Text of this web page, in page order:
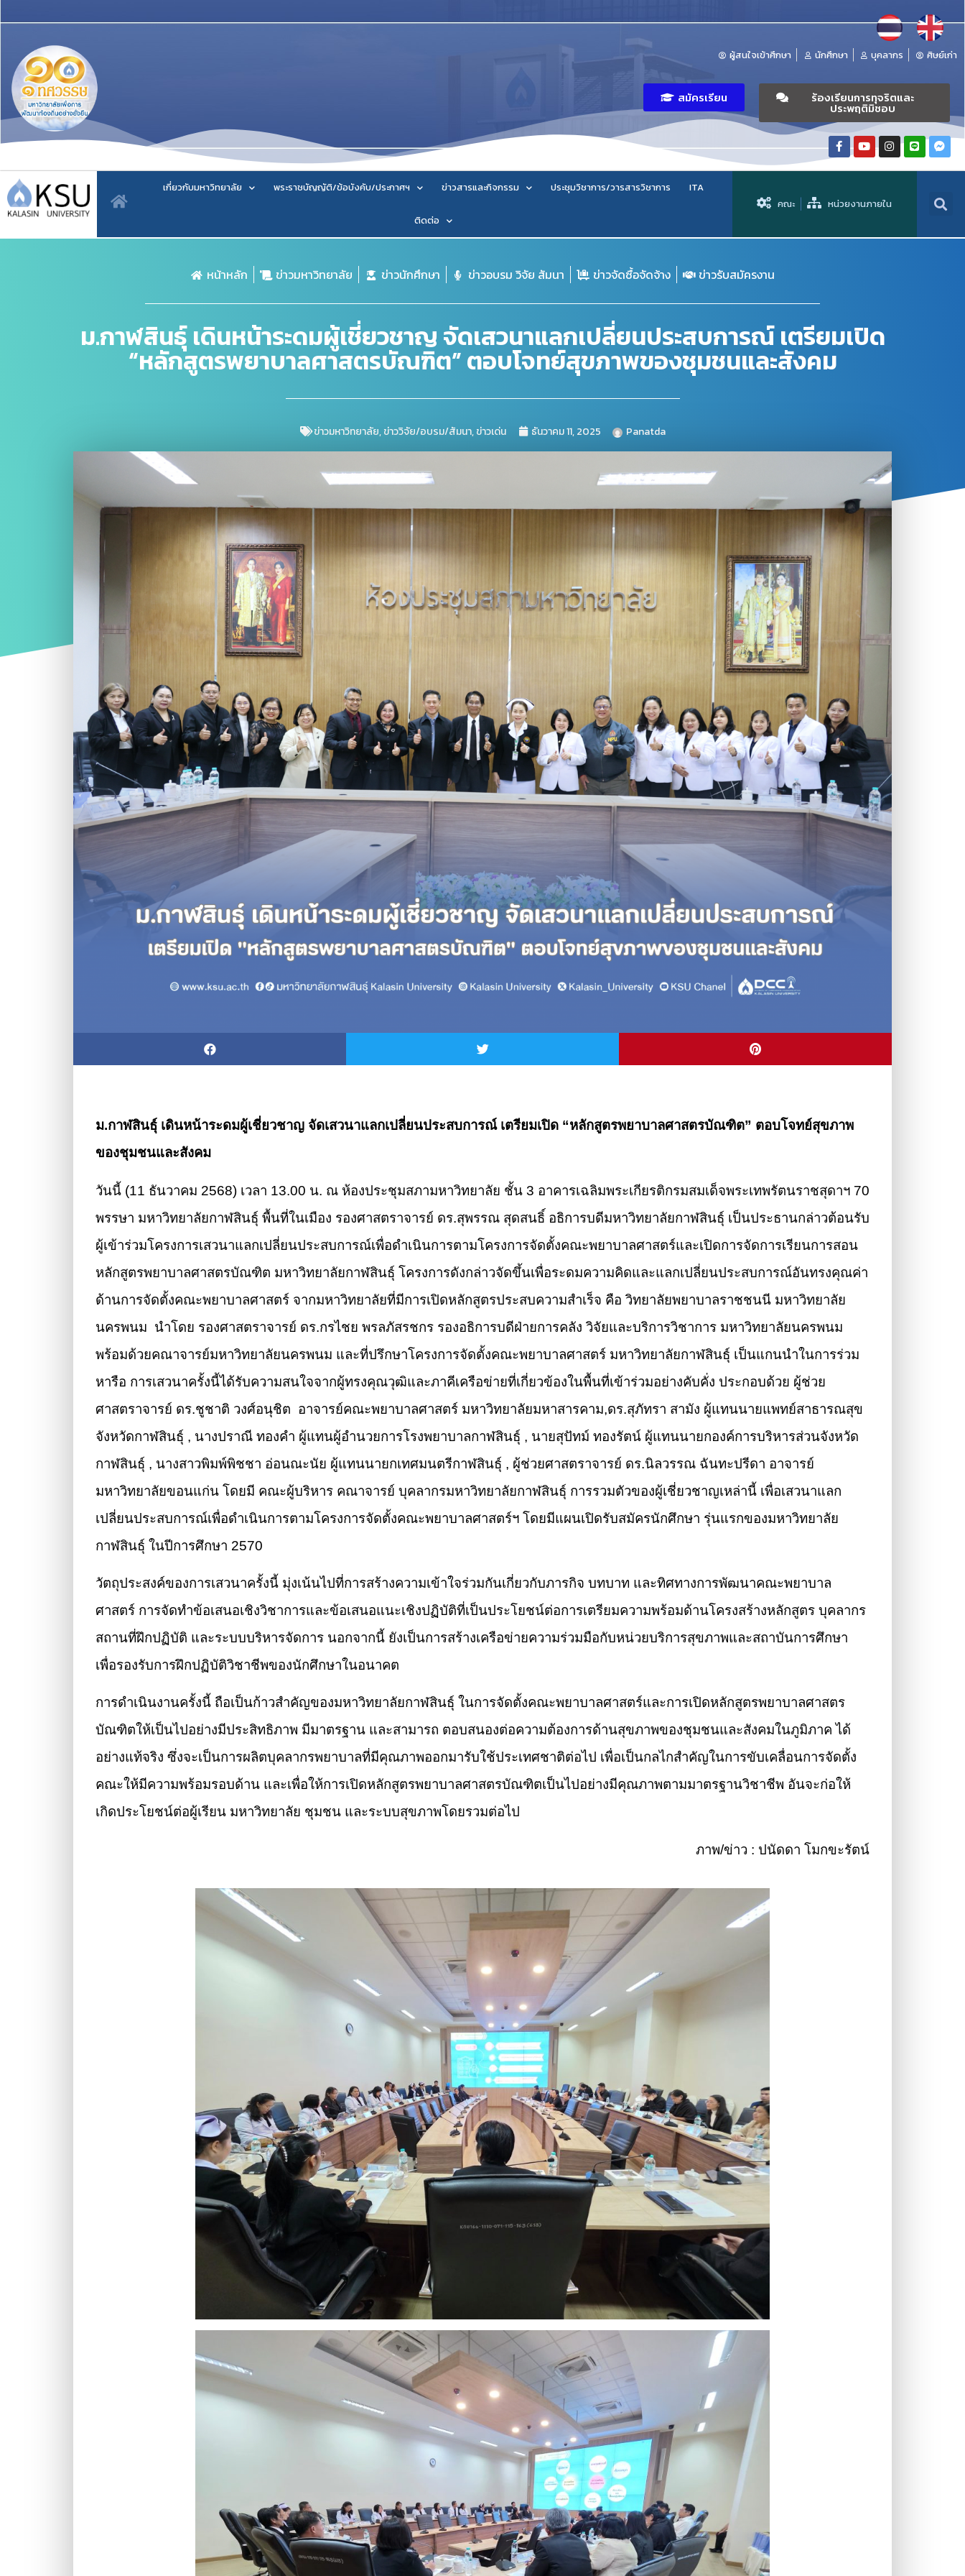
ผู้สนใจเข้าศึกษา นักศึกษา บุคลากร ศิษย์เก่า
สมัครเรียน ร้องเรียนการทุจริตและ
ประพฤติมิชอบ
เกี่ยวกับมหาวิทยาลัย พระราชบัญญัติ/ข้อบังคับ/ประกาศฯ ข่าวสารและกิจกรรม ประชุมวิชาการ/วารสารวิชาการ ITA
ติดต่อ
คณะ หน่วยงานภายใน
หน้าหลัก ข่าวมหาวิทยาลัย ข่าวนักศึกษา ข่าวอบรม วิจัย สัมนา ข่าวจัดซื้อจัดจ้าง ข่าวรับสมัครงาน
ม.กาฬสินธุ์ เดินหน้าระดมผู้เชี่ยวชาญ จัดเสวนาแลกเปลี่ยนประสบการณ์ เตรียมเปิด
“หลักสูตรพยาบาลศาสตรบัณฑิต” ตอบโจทย์สุขภาพของชุมชนและสังคม
ข่าวมหาวิทยาลัย,ข่าววิจัย/อบรม/สัมนา,ข่าวเด่น ธันวาคม 11, 2025 Panatda
ม.กาฬสินธุ์ เดินหน้าระดมผู้เชี่ยวชาญ จัดเสวนาแลกเปลี่ยนประสบการณ์ เตรียมเปิด “หลักสูตรพยาบาลศาสตรบัณฑิต” ตอบโจทย์สุขภาพ
ของชุมชนและสังคม
วันนี้ (11 ธันวาคม 2568) เวลา 13.00 น. ณ ห้องประชุมสภามหาวิทยาลัย ชั้น 3 อาคารเฉลิมพระเกียรติกรมสมเด็จพระเทพรัตนราชสุดาฯ 70
พรรษา มหาวิทยาลัยกาฬสินธุ์ พื้นที่ในเมือง รองศาสตราจารย์ ดร.สุพรรณ สุดสนธิ์ อธิการบดีมหาวิทยาลัยกาฬสินธุ์ เป็นประธานกล่าวต้อนรับ
ผู้เข้าร่วมโครงการเสวนาแลกเปลี่ยนประสบการณ์เพื่อดำเนินการตามโครงการจัดตั้งคณะพยาบาลศาสตร์และเปิดการจัดการเรียนการสอน
หลักสูตรพยาบาลศาสตรบัณฑิต มหาวิทยาลัยกาฬสินธุ์ โครงการดังกล่าวจัดขึ้นเพื่อระดมความคิดและแลกเปลี่ยนประสบการณ์อันทรงคุณค่า
ด้านการจัดตั้งคณะพยาบาลศาสตร์ จากมหาวิทยาลัยที่มีการเปิดหลักสูตรประสบความสำเร็จ คือ วิทยาลัยพยาบาลราชชนนี มหาวิทยาลัย
นครพนม นำโดย รองศาสตราจารย์ ดร.กรไชย พรลภัสรชกร รองอธิการบดีฝ่ายการคลัง วิจัยและบริการวิชาการ มหาวิทยาลัยนครพนม
พร้อมด้วยคณาจารย์มหาวิทยาลัยนครพนม และที่ปรึกษาโครงการจัดตั้งคณะพยาบาลศาสตร์ มหาวิทยาลัยกาฬสินธุ์ เป็นแกนนำในการร่วม
หารือ การเสวนาครั้งนี้ได้รับความสนใจจากผู้ทรงคุณวุฒิและภาคีเครือข่ายที่เกี่ยวข้องในพื้นที่เข้าร่วมอย่างคับคั่ง ประกอบด้วย ผู้ช่วย
ศาสตราจารย์ ดร.ชูชาติ วงศ์อนุชิต อาจารย์คณะพยาบาลศาสตร์ มหาวิทยาลัยมหาสารคาม,ดร.สุภัทรา สามัง ผู้แทนนายแพทย์สาธารณสุข
จังหวัดกาฬสินธุ์ , นางปราณี ทองคำ ผู้แทนผู้อำนวยการโรงพยาบาลกาฬสินธุ์ , นายสุปัทม์ ทองรัตน์ ผู้แทนนายกองค์การบริหารส่วนจังหวัด
กาฬสินธุ์ , นางสาวพิมพ์พิชชา อ่อนณะนัย ผู้แทนนายกเทศมนตรีกาฬสินธุ์ , ผู้ช่วยศาสตราจารย์ ดร.นิลวรรณ ฉันทะปรีดา อาจารย์
มหาวิทยาลัยขอนแก่น โดยมี คณะผู้บริหาร คณาจารย์ บุคลากรมหาวิทยาลัยกาฬสินธุ์ การรวมตัวของผู้เชี่ยวชาญเหล่านี้ เพื่อเสวนาแลก
เปลี่ยนประสบการณ์เพื่อดำเนินการตามโครงการจัดตั้งคณะพยาบาลศาสตร์ฯ โดยมีแผนเปิดรับสมัครนักศึกษา รุ่นแรกของมหาวิทยาลัย
กาฬสินธุ์ ในปีการศึกษา 2570
วัตถุประสงค์ของการเสวนาครั้งนี้ มุ่งเน้นไปที่การสร้างความเข้าใจร่วมกันเกี่ยวกับภารกิจ บทบาท และทิศทางการพัฒนาคณะพยาบาล
ศาสตร์ การจัดทำข้อเสนอเชิงวิชาการและข้อเสนอแนะเชิงปฏิบัติที่เป็นประโยชน์ต่อการเตรียมความพร้อมด้านโครงสร้างหลักสูตร บุคลากร
สถานที่ฝึกปฏิบัติ และระบบบริหารจัดการ นอกจากนี้ ยังเป็นการสร้างเครือข่ายความร่วมมือกับหน่วยบริการสุขภาพและสถาบันการศึกษา
เพื่อรองรับการฝึกปฏิบัติวิชาชีพของนักศึกษาในอนาคต
การดำเนินงานครั้งนี้ ถือเป็นก้าวสำคัญของมหาวิทยาลัยกาฬสินธุ์ ในการจัดตั้งคณะพยาบาลศาสตร์และการเปิดหลักสูตรพยาบาลศาสตร
บัณฑิตให้เป็นไปอย่างมีประสิทธิภาพ มีมาตรฐาน และสามารถ ตอบสนองต่อความต้องการด้านสุขภาพของชุมชนและสังคมในภูมิภาค ได้
อย่างแท้จริง ซึ่งจะเป็นการผลิตบุคลากรพยาบาลที่มีคุณภาพออกมารับใช้ประเทศชาติต่อไป เพื่อเป็นกลไกสำคัญในการขับเคลื่อนการจัดตั้ง
คณะให้มีความพร้อมรอบด้าน และเพื่อให้การเปิดหลักสูตรพยาบาลศาสตรบัณฑิตเป็นไปอย่างมีคุณภาพตามมาตรฐานวิชาชีพ อันจะก่อให้
เกิดประโยชน์ต่อผู้เรียน มหาวิทยาลัย ชุมชน และระบบสุขภาพโดยรวมต่อไป
ภาพ/ข่าว : ปนัดดา โมกขะรัตน์